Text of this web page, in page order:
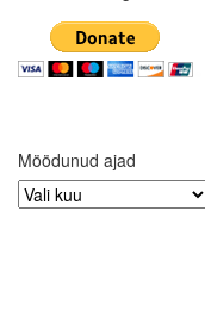
Möödunud ajad
Möödunud
ajad